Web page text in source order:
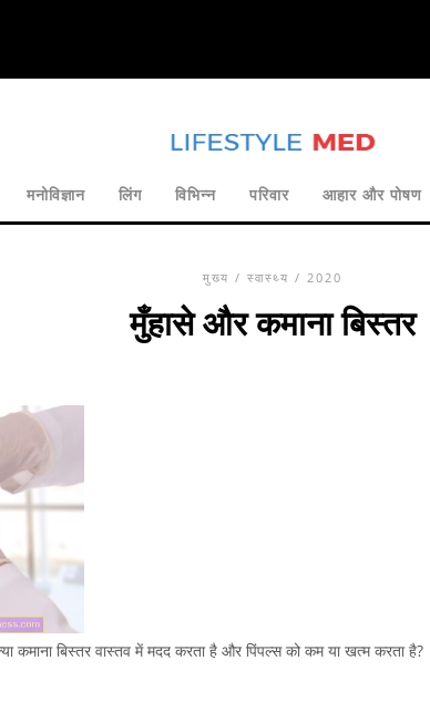
मनोविज्ञान लिंग विभिन्न परिवार आहार और पोषण
मुख्य / स्वास्थ्य / 2020
मुँहासे और कमाना बिस्तर
कमाना बिस्तर वास्तव में मदद करता है और पिंपल्स को कम या खत्म करता है?